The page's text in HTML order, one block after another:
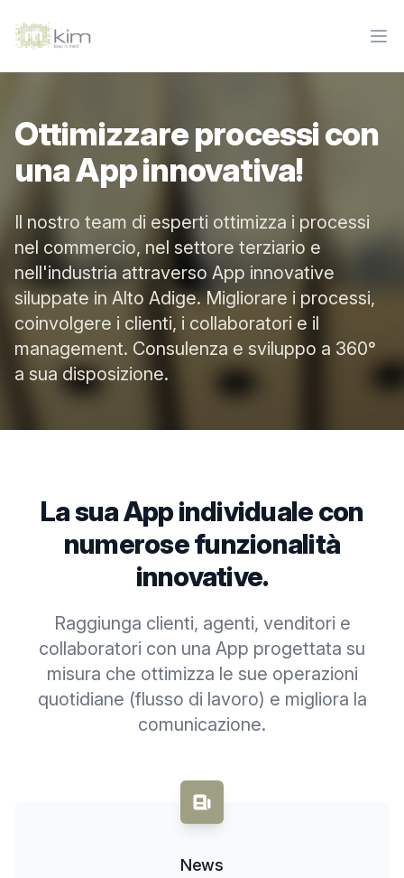
Sviluppo App per Commercio e Industria
Ottimizzare processi con
una App innovativa!
Il nostro team di esperti ottimizza i processi
nel commercio, nel settore terziario e
nell'industria attraverso App innovative
siluppate in Alto Adige. Migliorare i processi,
coinvolgere i clienti, i collaboratori e il
management. Consulenza e sviluppo a 360°
a sua disposizione.
La sua App individuale con
numerose funzionalità
innovative.
Raggiunga clienti, agenti, venditori e
collaboratori con una App progettata su
misura che ottimizza le sue operazioni
quotidiane (flusso di lavoro) e migliora la
comunicazione.
News